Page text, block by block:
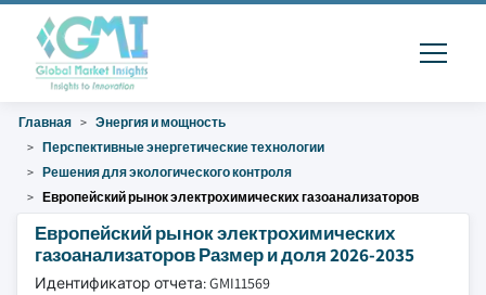
Главная
Энергия и мощность
Перспективные энергетические технологии
Решения для экологического контроля
Европейский рынок электрохимических газоанализаторов
Европейский рынок электрохимических
газоанализаторов Размер и доля 2026-2035
Идентификатор отчета: GMI11569